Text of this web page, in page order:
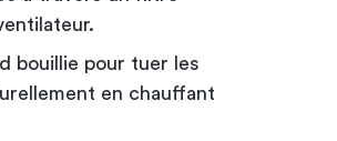
bouillie pour tuer les
en chauffant